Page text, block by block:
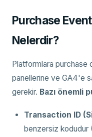
Purchase
Nelerdir?
Platformlara purchase
panellerine ve GA4'e
gerekir. Bazı önemli
Transaction ID
benzersiz kodudur